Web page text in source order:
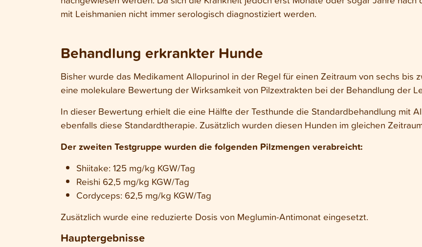
mit Leishmanien nicht immer serologisch diagnostiziert werden.
Behandlung erkrankter Hunde
Bisher wurde das Medikament Allopurinol in der Regel für einen Zeitraum von sechs bis
eine molekulare Bewertung der Wirksamkeit von Pilzextrakten bei der Behandlung der
In dieser Bewertung erhielt die eine Hälfte der Testhunde die Standardbehandlung mit
ebenfalls diese Standardtherapie. Zusätzlich wurden diesen Hunden im gleichen
Der zweiten Testgruppe wurden die folgenden Pilzmengen verabreicht:
Shiitake: 125 mg/kg KGW/Tag
Reishi 62,5 mg/kg KGW/Tag
Cordyceps: 62,5 mg/kg KGW/Tag
Zusätzlich wurde eine reduzierte Dosis von Meglumin-Antimonat eingesetzt.
Hauptergebnisse